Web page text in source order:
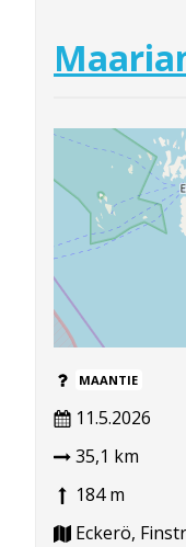
MAANTIE
11.5.2026
35,1 km
184 m
Eckerö,